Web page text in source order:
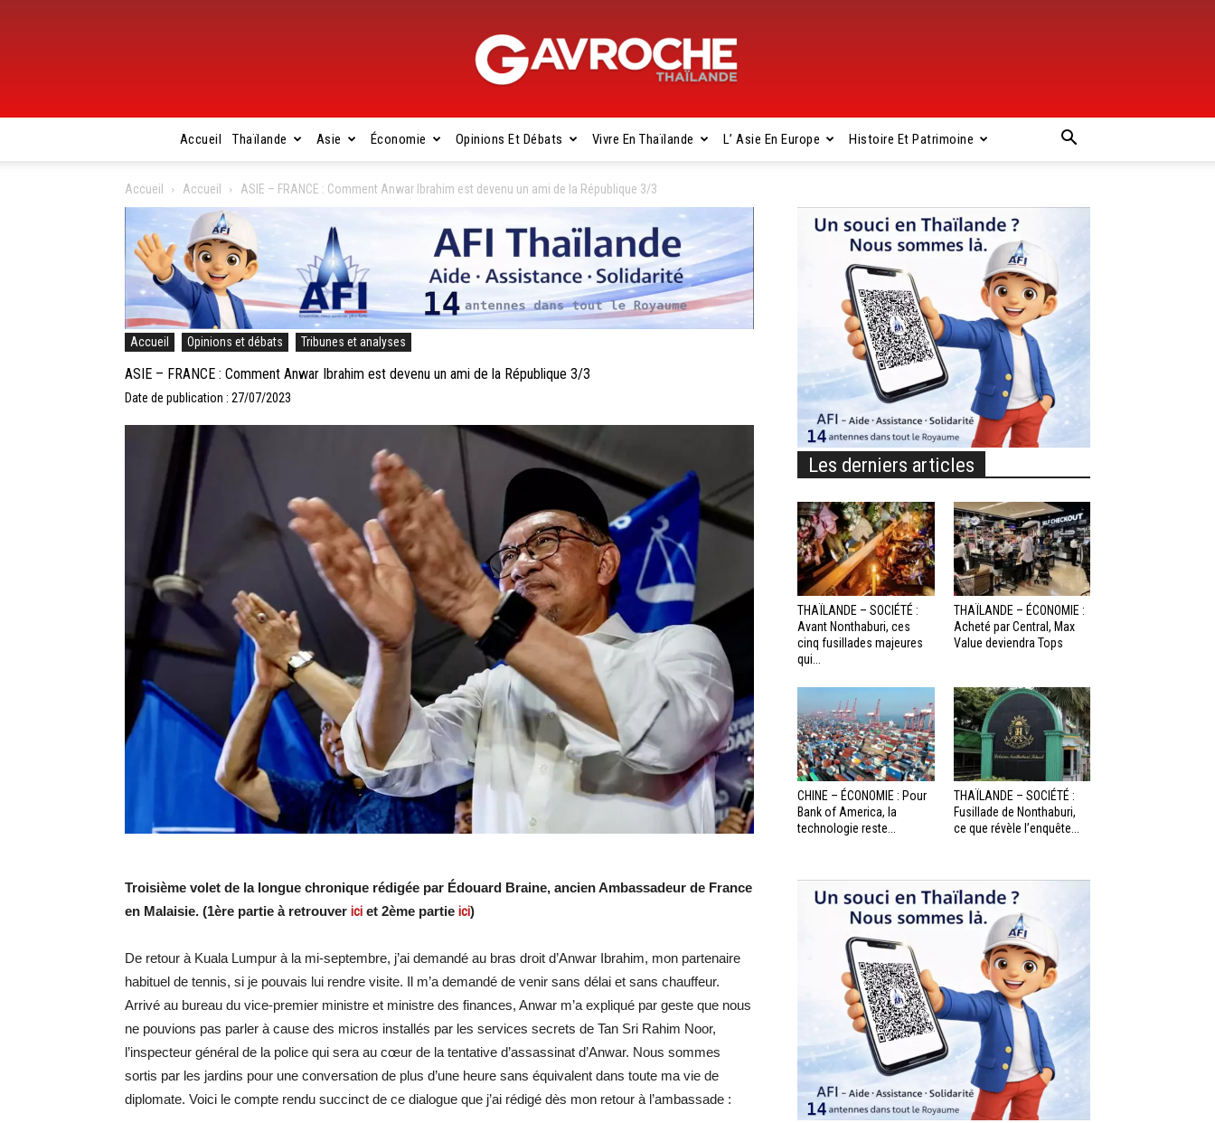
Gavroche
Thaïlande
Accueil Thaïlande Asie Économie Opinions Et Débats Vivre En Thaïlande L’ Asie En Europe Histoire Et Patrimoine
Accueil Accueil ASIE – FRANCE : Comment Anwar Ibrahim est devenu un ami de la République 3/3
Accueil Opinions et débats Tribunes et analyses
ASIE – FRANCE : Comment Anwar Ibrahim est devenu un ami de la République 3/3
Date de publication : 27/07/2023
Troisième volet de la longue chronique rédigée par Édouard Braine, ancien Ambassadeur de France
en Malaisie. (1ère partie à retrouver ici et 2ème partie ici)
De retour à Kuala Lumpur à la mi-septembre, j’ai demandé au bras droit d’Anwar Ibrahim, mon partenaire
habituel de tennis, si je pouvais lui rendre visite. Il m’a demandé de venir sans délai et sans chauffeur.
Arrivé au bureau du vice-premier ministre et ministre des finances, Anwar m’a expliqué par geste que nous
ne pouvions pas parler à cause des micros installés par les services secrets de Tan Sri Rahim Noor,
l’inspecteur général de la police qui sera au cœur de la tentative d’assassinat d’Anwar. Nous sommes
sortis par les jardins pour une conversation de plus d’une heure sans équivalent dans toute ma vie de
diplomate. Voici le compte rendu succinct de ce dialogue que j’ai rédigé dès mon retour à l’ambassade :
Les derniers articles
THAÏLANDE – SOCIÉTÉ :
Avant Nonthaburi, ces
cinq fusillades majeures
qui...
THAÏLANDE – ÉCONOMIE :
Acheté par Central, Max
Value deviendra Tops
CHINE – ÉCONOMIE : Pour
Bank of America, la
technologie reste...
THAÏLANDE – SOCIÉTÉ :
Fusillade de Nonthaburi,
ce que révèle l’enquête...